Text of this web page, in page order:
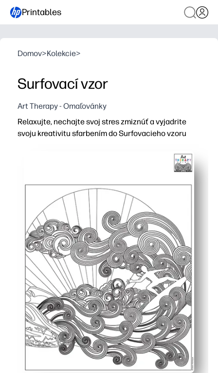
Printables
Domov>Kolekcie>
Surfovací vzor
Art Therapy - Omaľovánky
Relaxujte, nechajte svoj stres zmiznúť a vyjadrite
svoju kreativitu sfarbením do Surfovacieho vzoru
Získate zábavu s nulovou prípravou - stačí vytlačiť a
Vzory s oceánskou tematikou podporujú sústredený
Podporuje jemné motorické zručnosti, koordináciu
Ideálne pre učebne, mimoškolské a cestovanie -